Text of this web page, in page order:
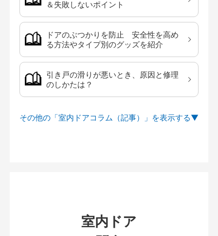
＆失敗しないポイント
ドアのぶつかりを防止 安全性を高め
る方法やタイプ別のグッズを紹介
引き戸の滑りが悪いとき、原因と修理
のしかたは？
その他の「室内ドアコラム（記事）」を
室内ドア